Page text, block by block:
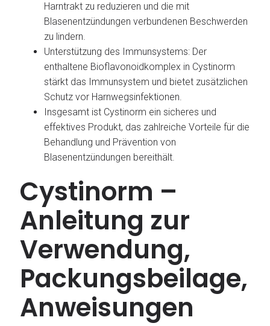
Harntrakt zu reduzieren und die mit
Blasenentzündungen verbundenen Beschwerden
zu lindern.
Unterstützung des Immunsystems: Der
enthaltene Bioflavonoidkomplex in Cystinorm
stärkt das Immunsystem und bietet zusätzlichen
Schutz vor Harnwegsinfektionen.
Insgesamt ist Cystinorm ein sicheres und
effektives Produkt, das zahlreiche Vorteile für die
Behandlung und Prävention von
Blasenentzündungen bereithält.
Cystinorm –
Anleitung zur
Verwendung,
Packungsbeilage,
Anweisungen